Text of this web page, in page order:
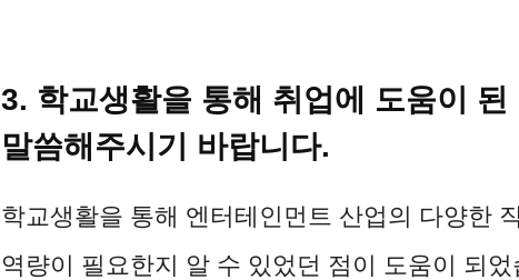
3. 학교생활을 통해 취업에 도움이 된
말씀해주시기 바랍니다.
학교생활을 통해 엔터테인먼트 산업의 다양한
역량이 필요한지 알 수 있었던 점이 도움이 되